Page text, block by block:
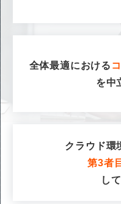
全体最適における
を中
クラウド環
第3者
し